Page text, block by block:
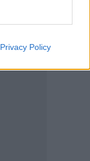
Privacy Policy